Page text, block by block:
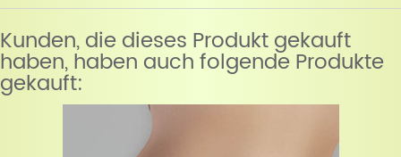
Kunden, die dieses Produkt gekauft
haben, haben auch folgende Produkte
gekauft: